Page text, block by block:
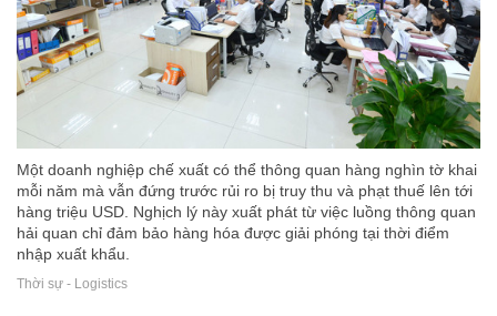
Một doanh nghiệp chế xuất có thể thông quan hàng nghìn tờ khai
mỗi năm mà vẫn đứng trước rủi ro bị truy thu và phạt thuế lên tới
hàng triệu USD. Nghịch lý này xuất phát từ việc luồng thông quan
hải quan chỉ đảm bảo hàng hóa được giải phóng tại thời điểm
nhập xuất khẩu.
Thời sự - Logistics